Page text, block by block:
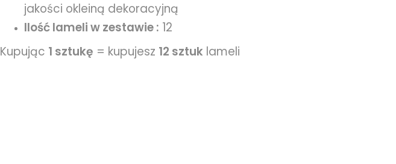
jakości okleiną dekoracyjną
Ilość lameli w zestawie : 12
Kupując 1 sztukę = kupujesz 12 sztuk lameli